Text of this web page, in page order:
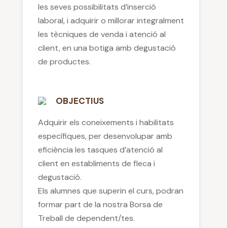
les seves possibilitats d’inserció
laboral, i adquirir o millorar integralment
les tècniques de venda i atenció al
client, en una botiga amb degustació
de productes.
OBJECTIUS
Adquirir els coneixements i habilitats
específiques, per desenvolupar amb
eficiència les tasques d’atenció al
client en establiments de fleca i
degustació.
Els alumnes que superin el curs, podran
formar part de la nostra Borsa de
Treball de dependent/tes.